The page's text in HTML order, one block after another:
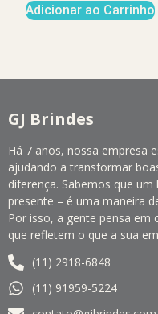
Adicionar ao Carrinho
GJ Brindes
Há 7 anos, nossa empresa
ajudando a transformar
diferença. Sabemos que
presente – é uma maneira
Por isso, a gente pensa em
que refletem o que a sua
(11) 2918-6848
(11) 91959-5224